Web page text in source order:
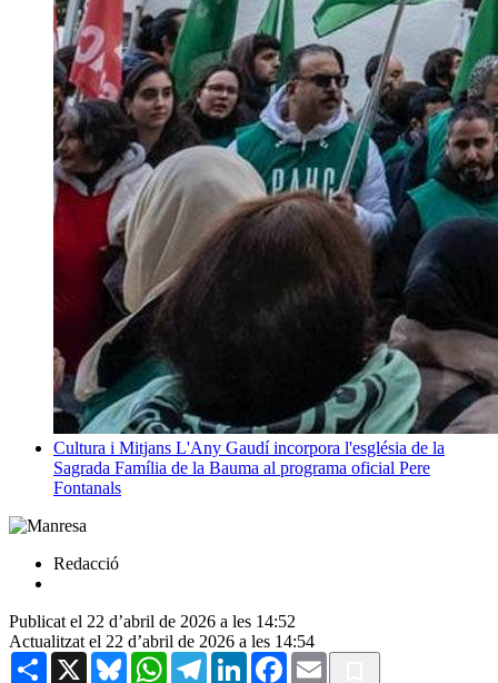
Cultura i Mitjans L'Any Gaudí incorpora l'església de la
Sagrada Família de la Bauma al programa oficial Pere
Fontanals
Redacció
Publicat el 22 d’abril de 2026 a les 14:52
Actualitzat el 22 d’abril de 2026 a les 14:54
Share X BlueskyWhatsAppTelegramLinkedInFacebook
Email